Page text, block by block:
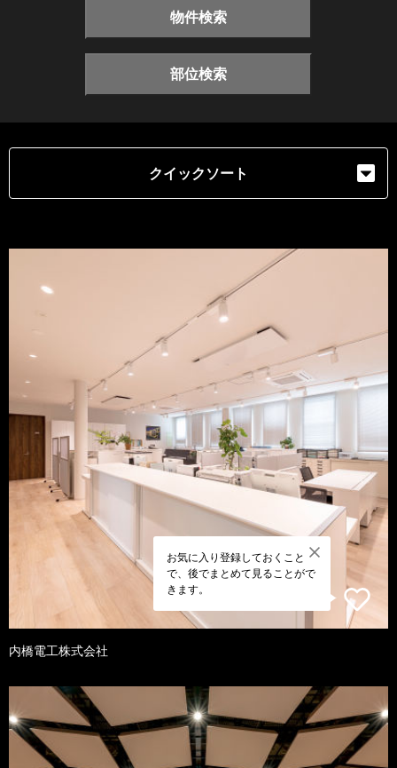
物件検索
部位検索
クイックソート
お気に入り登録しておくこと
で、後でまとめて見ることがで
きます。
内橋電工株式会社